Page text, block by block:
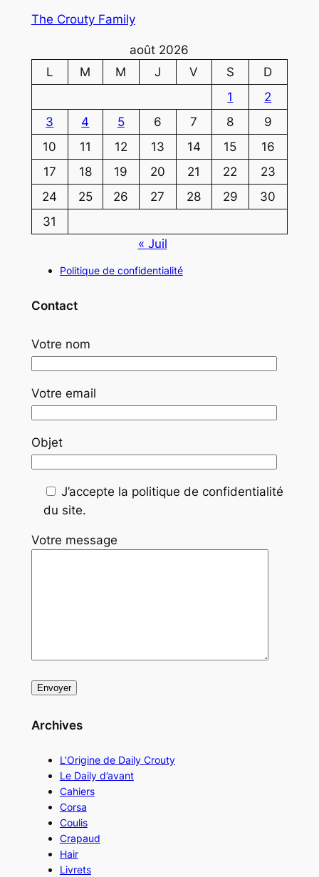
The Crouty Family
août 2026
L
M M J V S
D
1
2
3
4 5 6 7 8
9
10
11 12 13 14 15
16
17
18 19 20 21 22
23
24
25 26 27 28 29
30
31
« Juil
Politique de confidentialité
Contact
Votre nom
Votre email
Objet
J’accepte la politique de confidentialité
du site.
Votre message
Archives
L’Origine de Daily Crouty
Le Daily d’avant
Cahiers
Corsa
Coulis
Crapaud
Hair
Livrets